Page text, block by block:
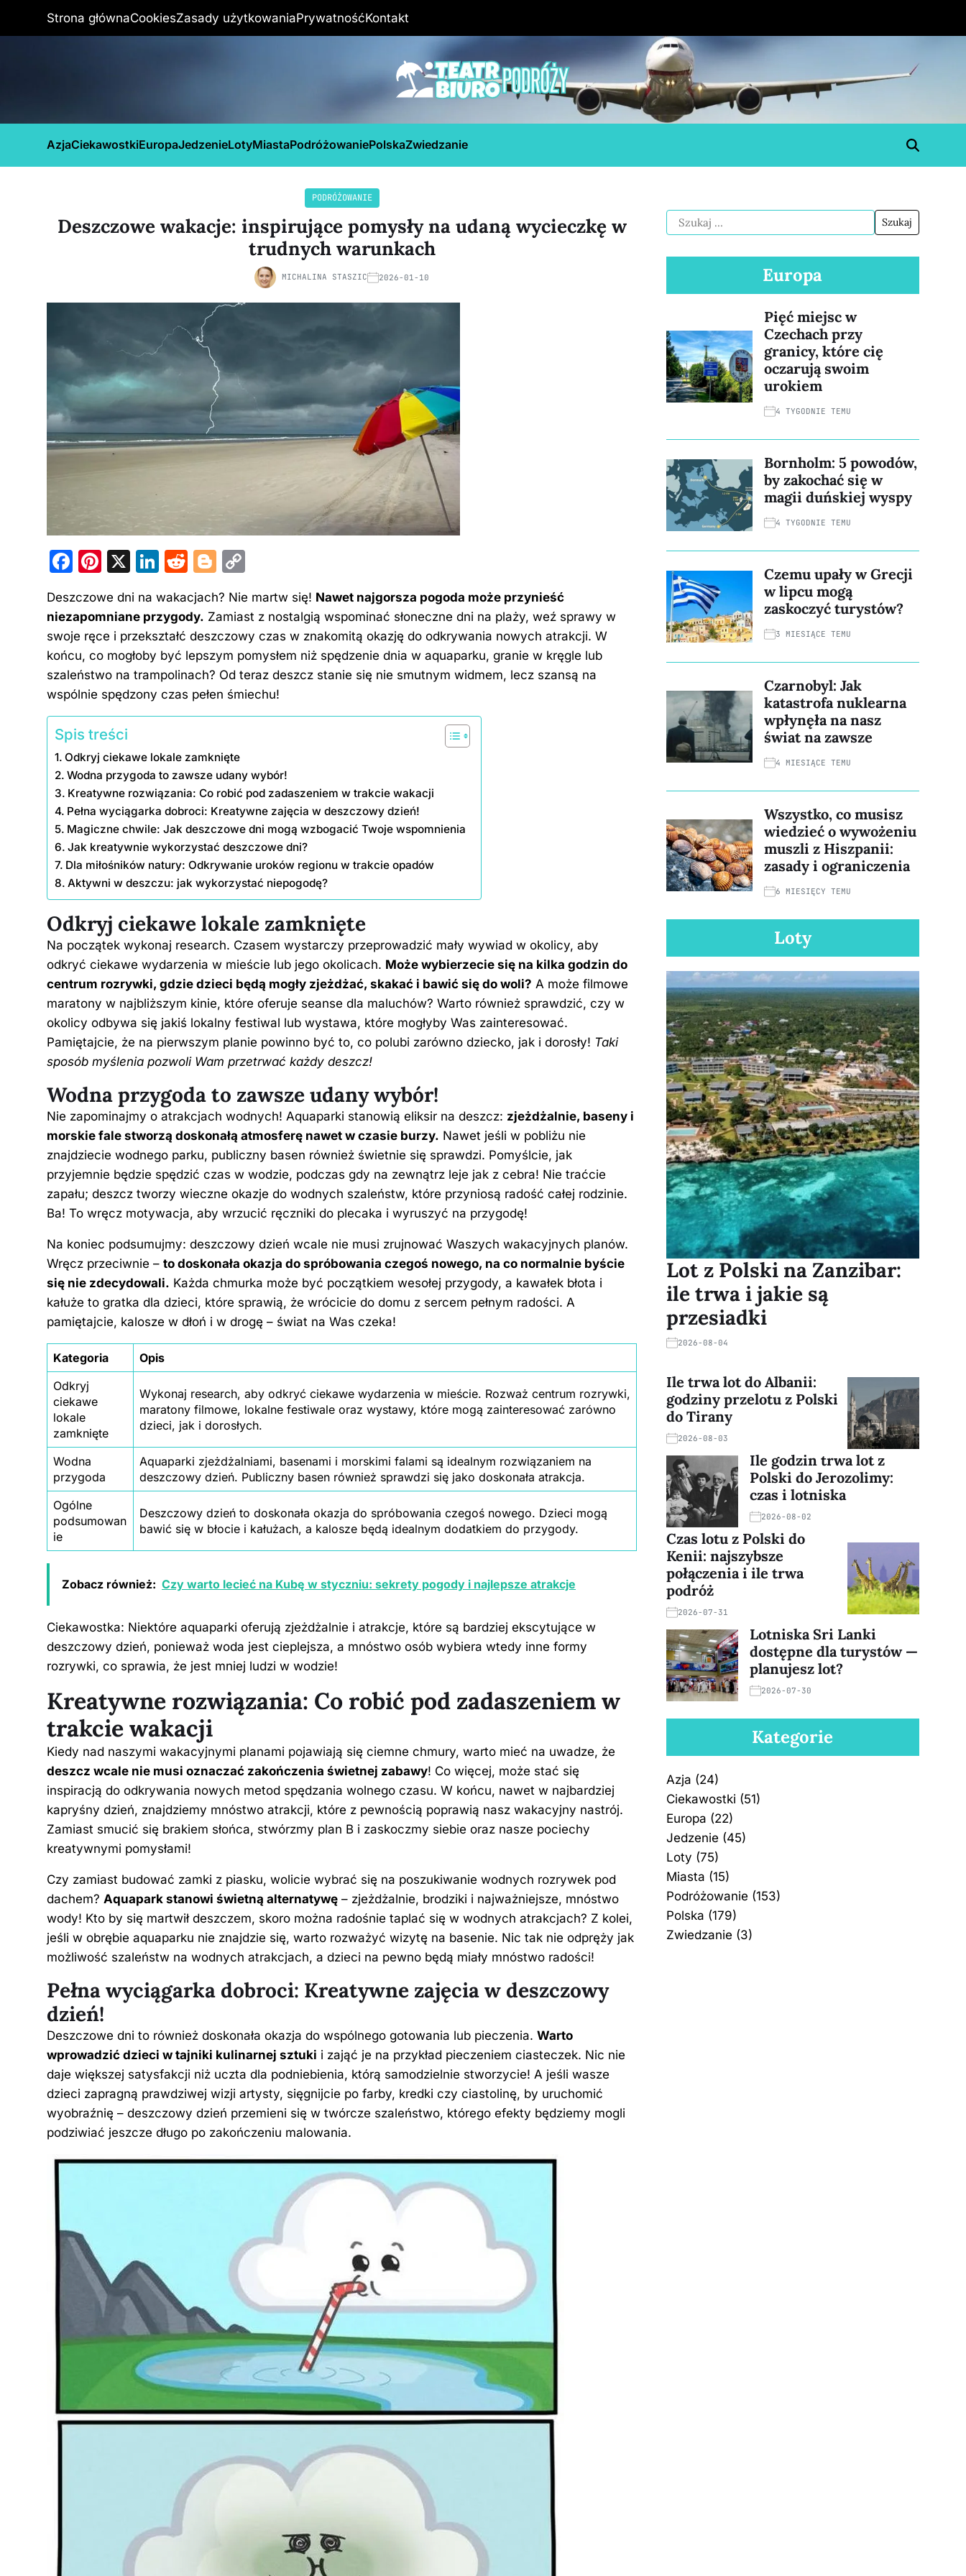
Strona głównaCookiesZasady użytkowaniaPrywatnośćKontakt
AzjaCiekawostkiEuropaJedzenieLotyMiastaPodróżowaniePolskaZwiedzanie
PODRÓŻOWANIE
Deszczowe wakacje: inspirujące pomysły na udaną wycieczkę w
trudnych warunkach
MICHALINA STASZIC 2026-01-10
F
c
e
b
o
o
k
Pi
er
e
st
X
Li
k
e
dI
n
R
d
di
t
Bl
g
g
er
p
y
Li
n
k
Deszczowe dni na wakacjach? Nie martw się! Nawet najgorsza pogoda może przynieść
niezapomniane przygody. Zamiast z nostalgią wspominać słoneczne dni na plaży, weź sprawy w
swoje ręce i przekształć deszczowy czas w znakomitą okazję do odkrywania nowych atrakcji. W
końcu, co mogłoby być lepszym pomysłem niż spędzenie dnia w aquaparku, granie w kręgle lub
szaleństwo na trampolinach? Od teraz deszcz stanie się nie smutnym widmem, lecz szansą na
wspólnie spędzony czas pełen śmiechu!
Spis treści
Odkryj ciekawe lokale zamknięte
Wodna przygoda to zawsze udany wybór!
Kreatywne rozwiązania: Co robić pod zadaszeniem w trakcie wakacji
Pełna wyciągarka dobroci: Kreatywne zajęcia w deszczowy dzień!
Magiczne chwile: Jak deszczowe dni mogą wzbogacić Twoje wspomnienia
Jak kreatywnie wykorzystać deszczowe dni?
Dla miłośników natury: Odkrywanie uroków regionu w trakcie opadów
Aktywni w deszczu: jak wykorzystać niepogodę?
Odkryj ciekawe lokale zamknięte
Na początek wykonaj research. Czasem wystarczy przeprowadzić mały wywiad w okolicy, aby
odkryć ciekawe wydarzenia w mieście lub jego okolicach. Może wybierzecie się na kilka godzin do
centrum rozrywki, gdzie dzieci będą mogły zjeżdżać, skakać i bawić się do woli? A może filmowe
maratony w najbliższym kinie, które oferuje seanse dla maluchów? Warto również sprawdzić, czy w
okolicy odbywa się jakiś lokalny festiwal lub wystawa, które mogłyby Was zainteresować.
Pamiętajcie, że na pierwszym planie powinno być to, co polubi zarówno dziecko, jak i dorosły! Taki
sposób myślenia pozwoli Wam przetrwać każdy deszcz!
Wodna przygoda to zawsze udany wybór!
Nie zapominajmy o atrakcjach wodnych! Aquaparki stanowią eliksir na deszcz: zjeżdżalnie, baseny i
morskie fale stworzą doskonałą atmosferę nawet w czasie burzy. Nawet jeśli w pobliżu nie
znajdziecie wodnego parku, publiczny basen również świetnie się sprawdzi. Pomyślcie, jak
przyjemnie będzie spędzić czas w wodzie, podczas gdy na zewnątrz leje jak z cebra! Nie traćcie
zapału; deszcz tworzy wieczne okazje do wodnych szaleństw, które przyniosą radość całej rodzinie.
Ba! To wręcz motywacja, aby wrzucić ręczniki do plecaka i wyruszyć na przygodę!
Na koniec podsumujmy: deszczowy dzień wcale nie musi zrujnować Waszych wakacyjnych planów.
Wręcz przeciwnie – to doskonała okazja do spróbowania czegoś nowego, na co normalnie byście
się nie zdecydowali. Każda chmurka może być początkiem wesołej przygody, a kawałek błota i
kałuże to gratka dla dzieci, które sprawią, że wrócicie do domu z sercem pełnym radości. A
pamiętajcie, kalosze w dłoń i w drogę – świat na Was czeka!
Kategoria
Opis
Odkryj
ciekawe
lokale
zamknięte
Wykonaj research, aby odkryć ciekawe wydarzenia w mieście. Rozważ centrum rozrywki,
maratony filmowe, lokalne festiwale oraz wystawy, które mogą zainteresować zarówno
dzieci, jak i dorosłych.
Wodna
przygoda
Aquaparki zjeżdżalniami, basenami i morskimi falami są idealnym rozwiązaniem na
deszczowy dzień. Publiczny basen również sprawdzi się jako doskonała atrakcja.
Ogólne
podsumowan
ie
Deszczowy dzień to doskonała okazja do spróbowania czegoś nowego. Dzieci mogą
bawić się w błocie i kałużach, a kalosze będą idealnym dodatkiem do przygody.
Zobacz również: Czy warto lecieć na Kubę w styczniu: sekrety pogody i najlepsze atrakcje
Ciekawostka: Niektóre aquaparki oferują zjeżdżalnie i atrakcje, które są bardziej ekscytujące w
deszczowy dzień, ponieważ woda jest cieplejsza, a mnóstwo osób wybiera wtedy inne formy
rozrywki, co sprawia, że jest mniej ludzi w wodzie!
Kreatywne rozwiązania: Co robić pod zadaszeniem w
trakcie wakacji
Kiedy nad naszymi wakacyjnymi planami pojawiają się ciemne chmury, warto mieć na uwadze, że
deszcz wcale nie musi oznaczać zakończenia świetnej zabawy! Co więcej, może stać się
inspiracją do odkrywania nowych metod spędzania wolnego czasu. W końcu, nawet w najbardziej
kapryśny dzień, znajdziemy mnóstwo atrakcji, które z pewnością poprawią nasz wakacyjny nastrój.
Zamiast smucić się brakiem słońca, stwórzmy plan B i zaskoczmy siebie oraz nasze pociechy
kreatywnymi pomysłami!
Czy zamiast budować zamki z piasku, wolicie wybrać się na poszukiwanie wodnych rozrywek pod
dachem? Aquapark stanowi świetną alternatywę – zjeżdżalnie, brodziki i najważniejsze, mnóstwo
wody! Kto by się martwił deszczem, skoro można radośnie taplać się w wodnych atrakcjach? Z kolei,
jeśli w obrębie aquaparku nie znajdzie się, warto rozważyć wizytę na basenie. Nic tak nie odpręży jak
możliwość szaleństw na wodnych atrakcjach, a dzieci na pewno będą miały mnóstwo radości!
Pełna wyciągarka dobroci: Kreatywne zajęcia w deszczowy
dzień!
Deszczowe dni to również doskonała okazja do wspólnego gotowania lub pieczenia. Warto
wprowadzić dzieci w tajniki kulinarnej sztuki i zająć je na przykład pieczeniem ciasteczek. Nic nie
daje większej satysfakcji niż uczta dla podniebienia, którą samodzielnie stworzycie! A jeśli wasze
dzieci zapragną prawdziwej wizji artysty, sięgnijcie po farby, kredki czy ciastolinę, by uruchomić
wyobraźnię – deszczowy dzień przemieni się w twórcze szaleństwo, którego efekty będziemy mogli
podziwiać jeszcze długo po zakończeniu malowania.
Europa
Pięć miejsc w
Czechach przy
granicy, które cię
oczarują swoim
urokiem
4 TYGODNIE TEMU
Bornholm: 5 powodów,
by zakochać się w
magii duńskiej wyspy
4 TYGODNIE TEMU
Czemu upały w Grecji
w lipcu mogą
zaskoczyć turystów?
3 MIESIĄCE TEMU
Czarnobyl: Jak
katastrofa nuklearna
wpłynęła na nasz
świat na zawsze
4 MIESIĄCE TEMU
Wszystko, co musisz
wiedzieć o wywożeniu
muszli z Hiszpanii:
zasady i ograniczenia
6 MIESIĘCY TEMU
Loty
Lot z Polski na Zanzibar:
ile trwa i jakie są
przesiadki
2026-08-04
Ile trwa lot do Albanii:
godziny przelotu z Polski
do Tirany
2026-08-03
Ile godzin trwa lot z
Polski do Jerozolimy:
czas i lotniska
2026-08-02
Czas lotu z Polski do
Kenii: najszybsze
połączenia i ile trwa
podróż
2026-07-31
Lotniska Sri Lanki
dostępne dla turystów —
planujesz lot?
2026-07-30
Kategorie
Azja (24)
Ciekawostki (51)
Europa (22)
Jedzenie (45)
Loty (75)
Miasta (15)
Podróżowanie (153)
Polska (179)
Zwiedzanie (3)